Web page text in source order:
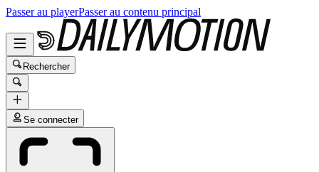
Passer au playerPasser au contenu principal
Rechercher
Se connecter